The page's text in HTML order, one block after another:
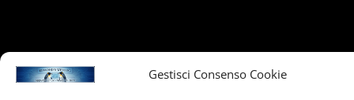
Gestisci Consenso Cookie